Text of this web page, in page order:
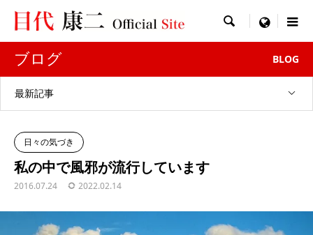
 menu
ブログ BLOG
最新記事
日々の気づき
私の中で風邪が流行しています
2016.07.24 2022.02.14